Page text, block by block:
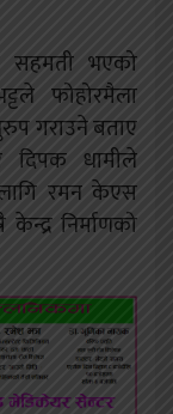
सहमती भएको
फोहोरमैला
गराउने बताए
दिपक धामीले
लागि रमन केएस
निर्माणको